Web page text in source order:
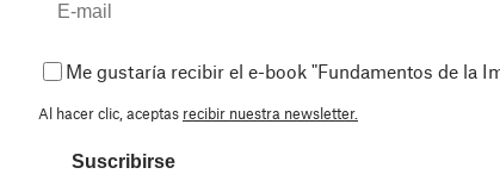
Me gustaría recibir el e-book "Fundamentos de la
Al hacer clic, aceptas recibir nuestra newsletter.
Suscribirse